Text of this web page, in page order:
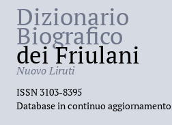
Dizionario
Biografico
dei Friulani
Nuovo Liruti
ISSN 3103-8395
Database in continuo aggiornamento